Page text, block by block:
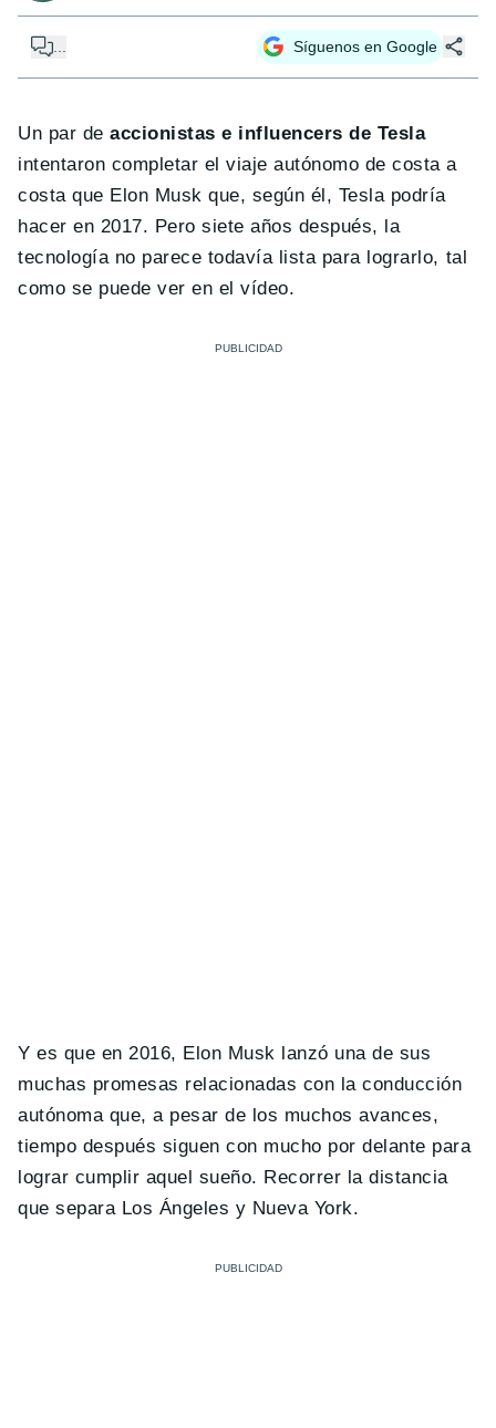
Síguenos en Google
Un par deaccionistas e influencers de Tesla
intentaron completar el viaje autónomo de costa a
costa que Elon Musk que, según él, Tesla podría
hacer en 2017. Pero siete años después, la
tecnología no parece todavía lista para lograrlo, tal
como se puede ver en el vídeo.
Y es que en 2016, Elon Musk lanzó una de sus
muchas promesas relacionadas con la conducción
autónoma que, a pesar de los muchos avances,
tiempo después siguen con mucho por delante para
lograr cumplir aquel sueño. Recorrer la distancia
que separa Los Ángeles y Nueva York.